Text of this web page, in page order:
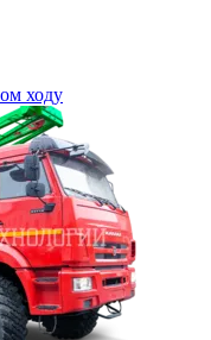
ходу